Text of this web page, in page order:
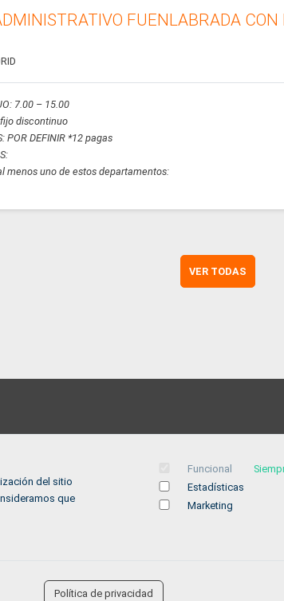
FUENLABRADA CON
7.00 – 15.00
fijo discontinuo
POR DEFINIR *12 pagas
menos uno de estos departamentos:
VER TODAS
Política de privacidad-Política de Cookies
del sitio
que
Funcional
Estadísticas
Marketing
Política de privacidad